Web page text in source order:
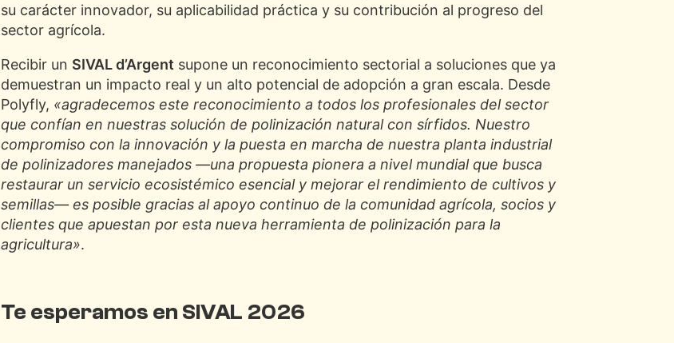
su carácter innovador, su aplicabilidad práctica y su contribución al progreso del
sector agrícola.
Recibir un SIVAL d’Argent supone un reconocimiento sectorial a soluciones que ya
demuestran un impacto real y un alto potencial de adopción a gran escala. Desde
Polyfly, «agradecemos este reconocimiento a todos los profesionales del sector
que confían en nuestras solución de polinización natural con sírfidos. Nuestro
compromiso con la innovación y la puesta en marcha de nuestra planta industrial
de polinizadores manejados —una propuesta pionera a nivel mundial que busca
restaurar un servicio ecosistémico esencial y mejorar el rendimiento de cultivos y
semillas— es posible gracias al apoyo continuo de la comunidad agrícola, socios y
clientes que apuestan por esta nueva herramienta de polinización para la
agricultura».
Te esperamos en SIVAL 2026